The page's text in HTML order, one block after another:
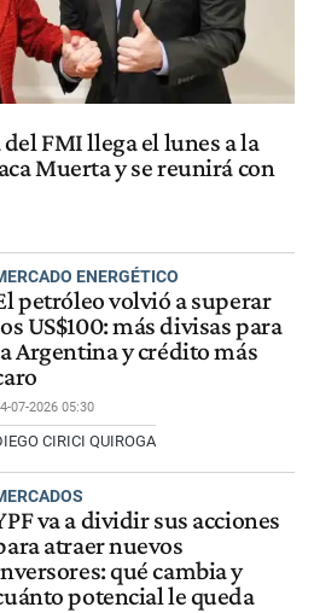
FMI llega el lunes a la
Muerta y se reunirá con
ENERGÉTICO
petróleo volvió a superar
US$100: más divisas para
Argentina y crédito más
07-2026 05:30
CIRICI QUIROGA
va a dividir sus acciones
atraer nuevos
qué cambia y
potencial le queda